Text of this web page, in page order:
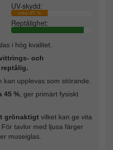
UV-skydd:
cirka 45 %
Reptålighet:
i hög kvalitet.
och
reptålig.
kan upplevas som störande.
45 % , ger primärt fysiskt
grönaktigt vilket kan ge vita
tavlor med ljusa färger
museiglas.